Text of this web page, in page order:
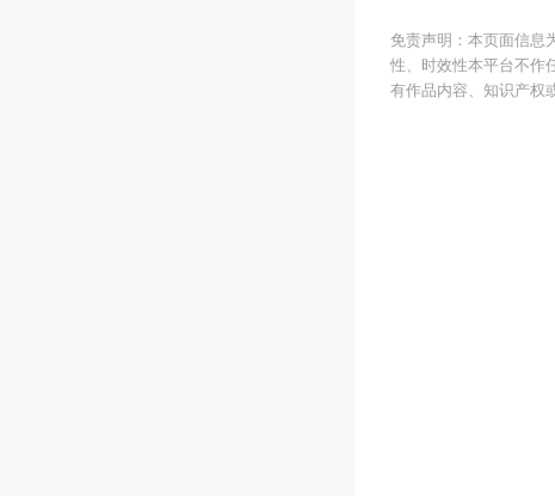
免责声明：本页面信息
性、时效性本平台不作
有作品内容、知识产权